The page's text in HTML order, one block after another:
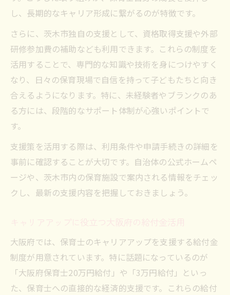
し、長期的なキャリア形成に繋がるのが特徴です。
さらに、茨木市独自の支援として、資格取得支援や外部
研修参加費の補助なども利用できます。これらの制度を
活用することで、専門的な知識や技術を身につけやすく
なり、日々の保育現場で自信を持って子どもたちと向き
合えるようになります。特に、未経験者やブランクのあ
る方には、段階的なサポート体制が心強いポイントで
す。
支援策を活用する際は、利用条件や申請手続きの詳細を
事前に確認することが大切です。自治体の公式ホームペ
ージや、茨木市内の保育施設で案内される情報をチェッ
クし、最新の支援内容を把握しておきましょう。
キャリアアップに役立つ大阪府の給付金活用
大阪府では、保育士のキャリアアップを支援する給付金
制度が用意されています。特に話題になっているのが
「大阪府保育士20万円給付」や「3万円給付」といっ
た、保育士への直接的な経済的支援です。これらの給付